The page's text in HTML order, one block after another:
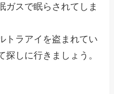
ガスで眠らされてしま
トラアイを盗まれてい
探しに行きましょう。